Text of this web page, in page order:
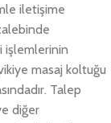
iletişime
işlemlerinin
masaj koltuğu
Talep
diğer